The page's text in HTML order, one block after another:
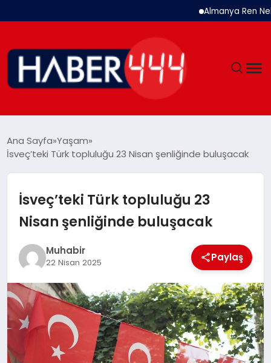
Almanya Ren Nehri’nde
SIYASET
DÜNYA
EKONOMI
SPOR
TEKNOLOJI
MAGAZIN
EGITIM
Ana Sayfa Yaşam
İsveç’teki Türk topluluğu 23 Nisan şenliğinde buluşacak
İsveç’teki Türk topluluğu 23
Nisan şenliğinde buluşacak
Muhabir
22 Nisan 2025 Paylaş